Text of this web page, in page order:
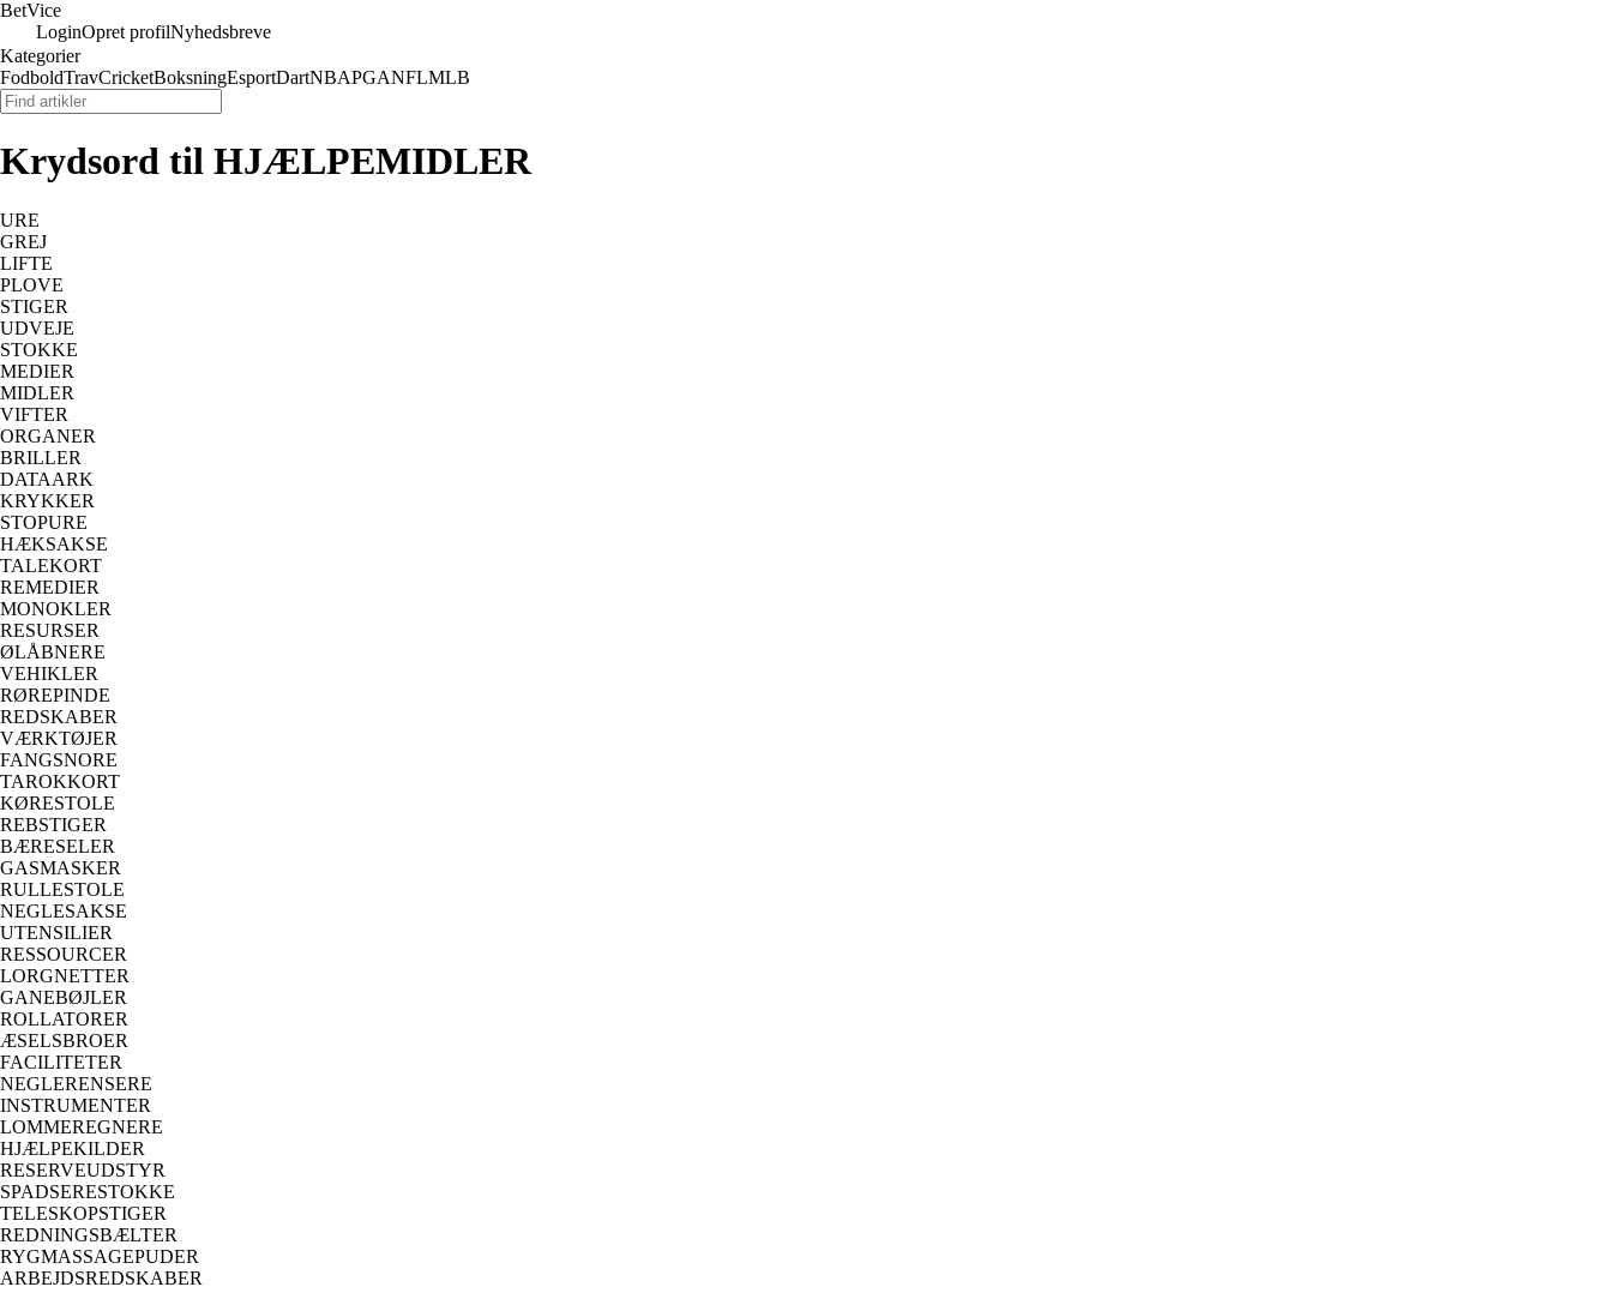
BetVice
LoginOpret profilNyhedsbreve
Kategorier
FodboldTravCricketBoksningEsportDartNBAPGANFLMLB
Krydsord til HJÆLPEMIDLER
URE
GREJ
LIFTE
PLOVE
STIGER
UDVEJE
STOKKE
MEDIER
MIDLER
VIFTER
ORGANER
BRILLER
DATAARK
KRYKKER
STOPURE
HÆKSAKSE
TALEKORT
REMEDIER
MONOKLER
RESURSER
ØLÅBNERE
VEHIKLER
RØREPINDE
REDSKABER
VÆRKTØJER
FANGSNORE
TAROKKORT
KØRESTOLE
REBSTIGER
BÆRESELER
GASMASKER
RULLESTOLE
NEGLESAKSE
UTENSILIER
RESSOURCER
LORGNETTER
GANEBØJLER
ROLLATORER
ÆSELSBROER
FACILITETER
NEGLERENSERE
INSTRUMENTER
LOMMEREGNERE
HJÆLPEKILDER
RESERVEUDSTYR
SPADSERESTOKKE
TELESKOPSTIGER
REDNINGSBÆLTER
RYGMASSAGEPUDER
ARBEJDSREDSKABER